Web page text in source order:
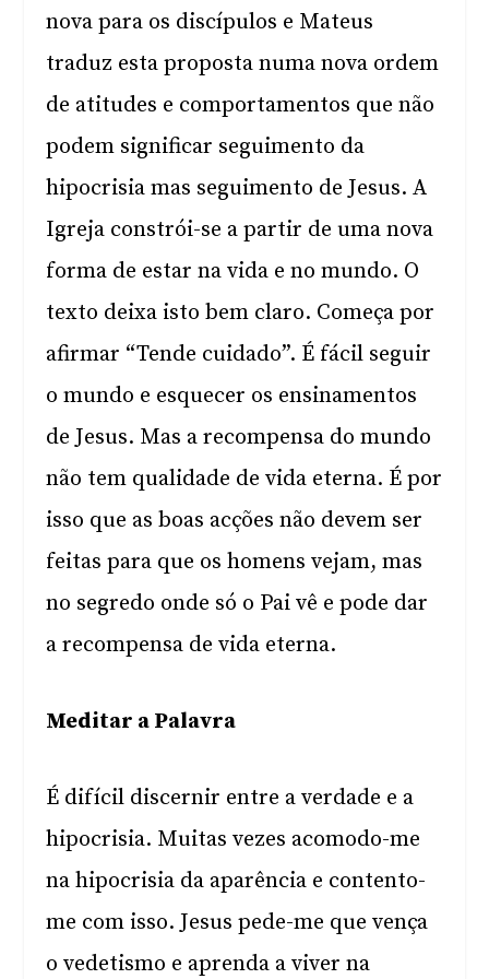
nova para os discípulos e Mateus
traduz esta proposta numa nova ordem
de atitudes e comportamentos que não
podem significar seguimento da
hipocrisia mas seguimento de Jesus. A
Igreja constrói-se a partir de uma nova
forma de estar na vida e no mundo. O
texto deixa isto bem claro. Começa por
afirmar “Tende cuidado”. É fácil seguir
o mundo e esquecer os ensinamentos
de Jesus. Mas a recompensa do mundo
não tem qualidade de vida eterna. É por
isso que as boas acções não devem ser
feitas para que os homens vejam, mas
no segredo onde só o Pai vê e pode dar
a recompensa de vida eterna.
Meditar a Palavra
É difícil discernir entre a verdade e a
hipocrisia. Muitas vezes acomodo-me
na hipocrisia da aparência e contento-
me com isso. Jesus pede-me que vença
o vedetismo e aprenda a viver na